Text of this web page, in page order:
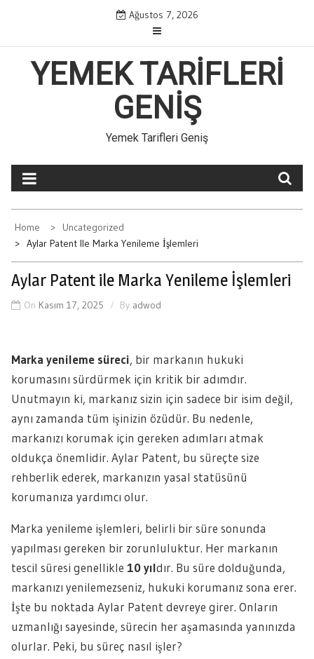
content
Ağustos 7, 2026
YEMEK TARIFLERI
GENIŞ
Yemek Tarifleri Geniş
Home
Uncategorized
Aylar Patent Ile Marka Yenileme İşlemleri
Aylar Patent ile Marka Yenileme İşlemleri
On Kasım 17, 2025 By adwod
Marka yenileme süreci, bir markanın hukuki
korumasını sürdürmek için kritik bir adımdır.
Unutmayın ki, markanız sizin için sadece bir isim değil,
aynı zamanda tüm işinizin özüdür. Bu nedenle,
markanızı korumak için gereken adımları atmak
oldukça önemlidir. Aylar Patent, bu süreçte size
rehberlik ederek, markanızın yasal statüsünü
korumanıza yardımcı olur.
Marka yenileme işlemleri, belirli bir süre sonunda
yapılması gereken bir zorunluluktur. Her markanın
tescil süresi genellikle 10 yıldır. Bu süre dolduğunda,
markanızı yenilemezseniz, hukuki korumanız sona erer.
İşte bu noktada Aylar Patent devreye girer. Onların
uzmanlığı sayesinde, sürecin her aşamasında yanınızda
olurlar. Peki, bu süreç nasıl işler?